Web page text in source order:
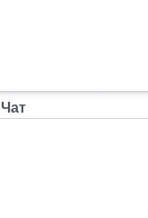
Чат